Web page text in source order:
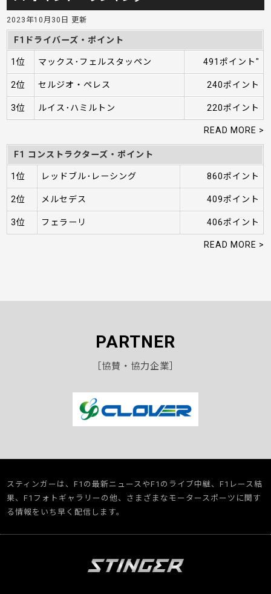
2023年10月30日 更新
F1ドライバーズ・ポイント
1位 マックス･フェルスタッペン 491ポイント"
2位 セルジオ・ペレス 240ポイント
3位 ルイス･ハミルトン 220ポイント
READ MORE >
F1 コンストラクターズ・ポイント
1位 レッドブル･レーシング 860ポイント
2位 メルセデス 409ポイント
3位 フェラーリ 406ポイント
READ MORE >
PARTNER
［協賛・協力企業］
スティンガーは、F1の最新ニュースやF1のライブ中継、F1レース結
果、F1フォトギャラリーの他、さまざまなモータースポーツに関す
る情報をいち早く配信します。